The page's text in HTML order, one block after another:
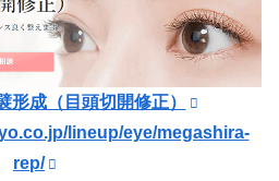
形成（目頭切開修正）
lineup/eye/megashira-
rep/